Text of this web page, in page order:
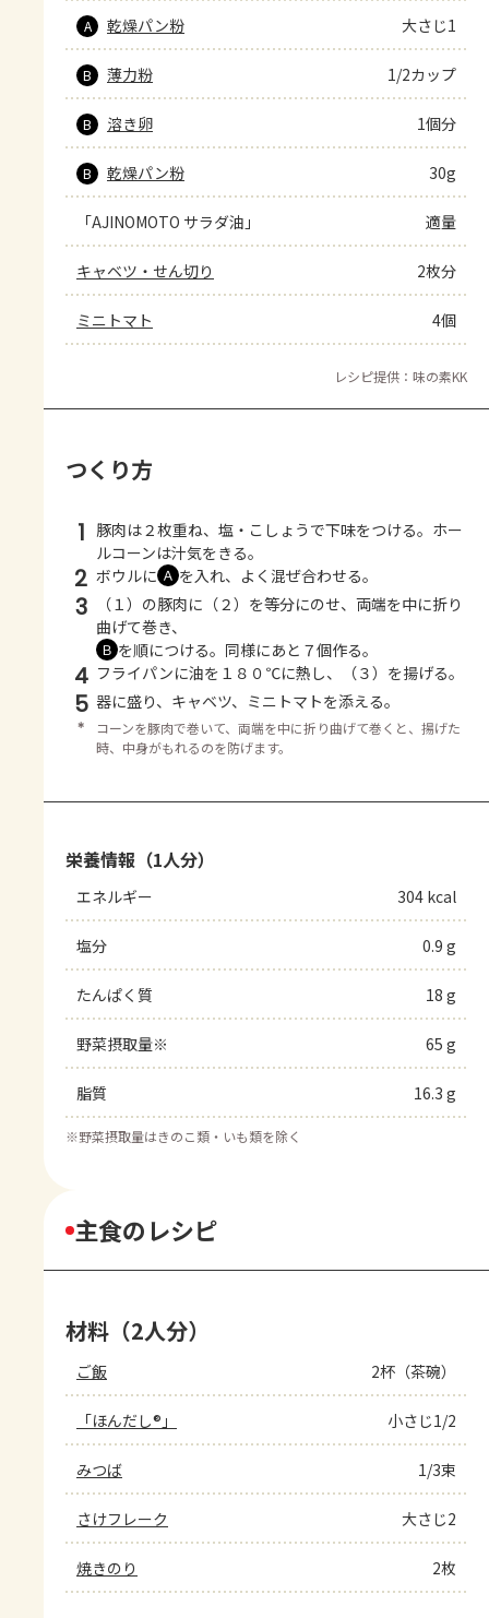
A 乾燥パン粉 大さじ1
B 薄力粉 1/2カップ
B 溶き卵 1個分
B 乾燥パン粉 30g
「AJINOMOTO サラダ油」 適量
キャベツ・せん切り 2枚分
ミニトマト 4個
レシピ提供：味の素KK
つくり方
1 豚肉は２枚重ね、塩・こしょうで下味をつける。ホー
ルコーンは汁気をきる。
2 ボウルに Ａ を入れ、よく混ぜ合わせる。
3
（１）の豚肉に（２）を等分にのせ、両端を中に折り
曲げて巻き、
Ｂ を順につける。同様にあと７個作る。
4 フライパンに油を１８０℃に熱し、（３）を揚げる。
5 器に盛り、キャベツ、ミニトマトを添える。
＊
コーンを豚肉で巻いて、両端を中に折り曲げて巻くと、揚げた
時、中身がもれるのを防げます。
栄養情報（1人分）
エネルギー 304 kcal
塩分 0.9 g
たんぱく質 18 g
野菜摂取量※ 65 g
脂質 16.3 g
※野菜摂取量はきのこ類・いも類を除く
主食のレシピ
材料（2人分）
ご飯 2杯（茶碗）
「ほんだし®」 小さじ1/2
みつば 1/3束
さけフレーク 大さじ2
焼きのり 2枚